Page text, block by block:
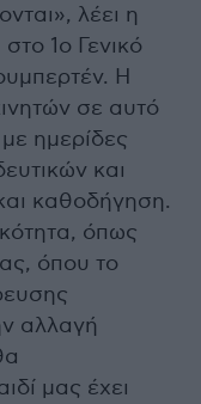
λέει η
1ο Γενικό
Η
σε αυτό
ημερίδες
και
καθοδήγηση.
όπως
όπου το
αλλαγή
μας έχει